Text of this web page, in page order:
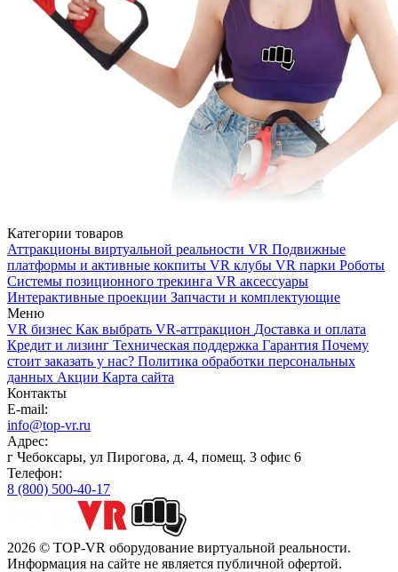
Категории товаров
Аттракционы виртуальной реальности VR Подвижные
платформы и активные кокпиты VR клубы VR парки Роботы
Системы позиционного трекинга VR аксессуары
Интерактивные проекции Запчасти и комплектующие
Меню
VR бизнес Как выбрать VR-аттракцион Доставка и оплата
Кредит и лизинг Техническая поддержка Гарантия Почему
стоит заказать у нас? Политика обработки персональных
данных Акции Карта сайта
Контакты
E-mail:
info@top-vr.ru
Адрес:
г Чебоксары, ул Пирогова, д. 4, помещ. 3 офис 6
Телефон:
8 (800) 500-40-17
2026 © TOP-VR оборудование виртуальной реальности.
Информация на сайте не является публичной офертой.